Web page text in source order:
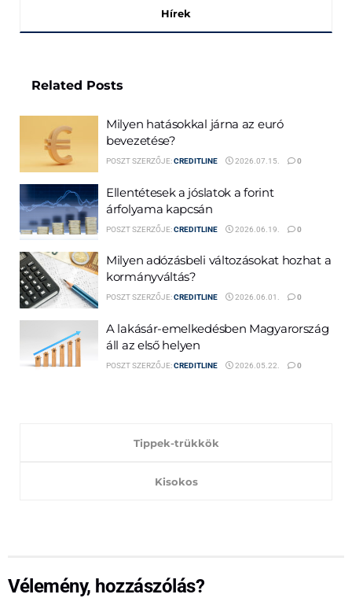
Hírek
Related Posts
Milyen hatásokkal járna az euró
bevezetése?
POSZT SZERZŐJE:CREDITLINE 2026.07.15. 0
Ellentétesek a jóslatok a forint
árfolyama kapcsán
POSZT SZERZŐJE:CREDITLINE 2026.06.19. 0
Milyen adózásbeli változásokat hozhat a
kormányváltás?
POSZT SZERZŐJE:CREDITLINE 2026.06.01. 0
A lakásár-emelkedésben Magyarország
áll az első helyen
POSZT SZERZŐJE:CREDITLINE 2026.05.22. 0
Tippek-trükkök
Kisokos
Vélemény, hozzászólás?